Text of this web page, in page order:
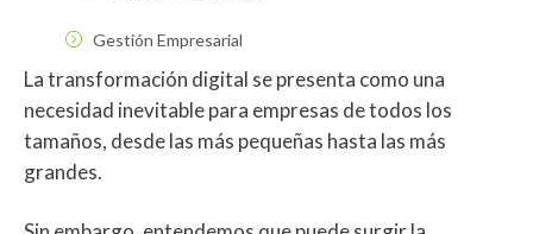
Gestión Empresarial
La transformación digital se presenta como una
necesidad inevitable para empresas de todos los
tamaños, desde las más pequeñas hasta las más
grandes.